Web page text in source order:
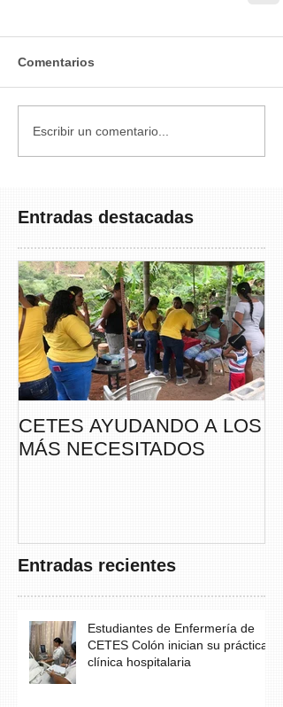
Comentarios
Escribir un comentario...
Entradas destacadas
CETES AYUDANDO A LOS
MÁS NECESITADOS
Entradas recientes
Estudiantes de Enfermería de
CETES Colón inician su práctica
clínica hospitalaria